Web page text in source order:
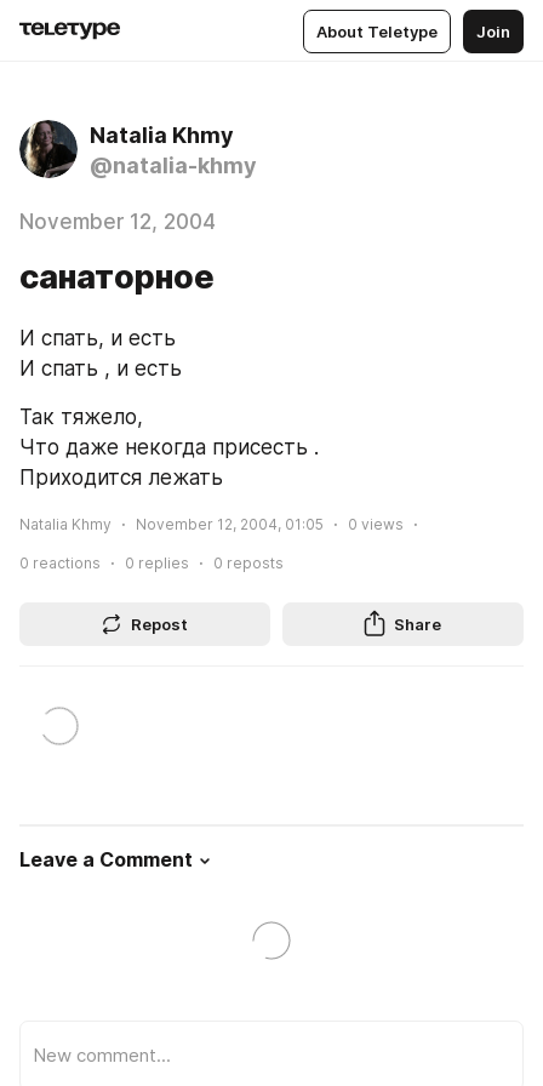
About Teletype Join
Natalia Khmy
@natalia-khmy
November 12, 2004
санаторное
И спать, и есть
И спать , и есть
Так тяжело,
Что даже некогда присесть .
Приходится лежать
Natalia Khmy November 12, 2004, 01:05 0 views
0 reactions 0 replies 0 reposts
Repost Share
Leave a Comment